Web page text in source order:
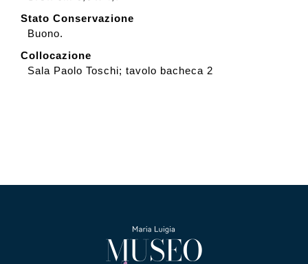
Stato Conservazione
Buono.
Collocazione
Sala Paolo Toschi; tavolo bacheca 2